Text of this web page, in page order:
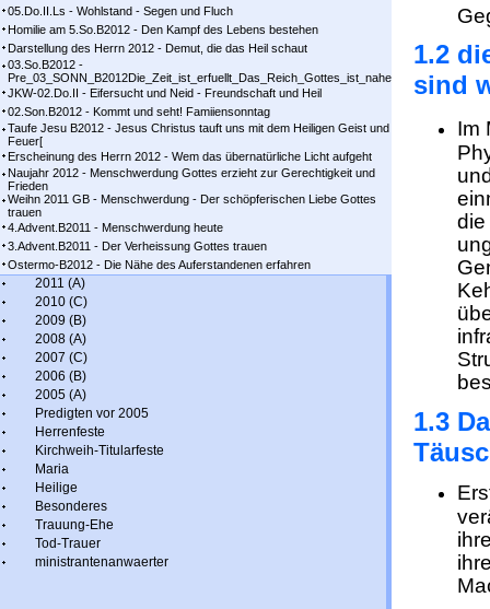
05.Do.II.Ls - Wohlstand - Segen und Fluch
Homilie am 5.So.B2012 - Den Kampf des Lebens bestehen
Darstellung des Herrn 2012 - Demut, die das Heil schaut
03.So.B2012 -
Pre_03_SONN_B2012Die_Zeit_ist_erfuellt_Das_Reich_Gottes_ist_nahe
JKW-02.Do.II - Eifersucht und Neid - Freundschaft und Heil
02.Son.B2012 - Kommt und seht! Famiiensonntag
Taufe Jesu B2012 - Jesus Christus tauft uns mit dem Heiligen Geist und
Feuer[
Erscheinung des Herrn 2012 - Wem das übernatürliche Licht aufgeht
Naujahr 2012 - Menschwerdung Gottes erzieht zur Gerechtigkeit und
Frieden
Weihn 2011 GB - Menschwerdung - Der schöpferischen Liebe Gottes
trauen
4.Advent.B2011 - Menschwerdung heute
3.Advent.B2011 - Der Verheissung Gottes trauen
Ostermo-B2012 - Die Nähe des Auferstandenen erfahren
2011 (A)
2010 (C)
2009 (B)
2008 (A)
2007 (C)
2006 (B)
2005 (A)
Predigten vor 2005
Herrenfeste
Kirchweih-Titularfeste
Maria
Heilige
Besonderes
Trauung-Ehe
Tod-Trauer
ministrantenanwaerter
1.2
sind
Im
die
1.3